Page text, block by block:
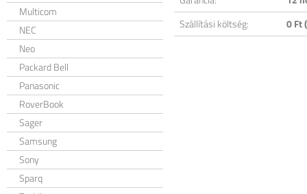
Multicom
NEC
Neo
Packard Bell
Panasonic
RoverBook
Sager
Samsung
Sony
Sparq
Szállítási költség:
0 Ft